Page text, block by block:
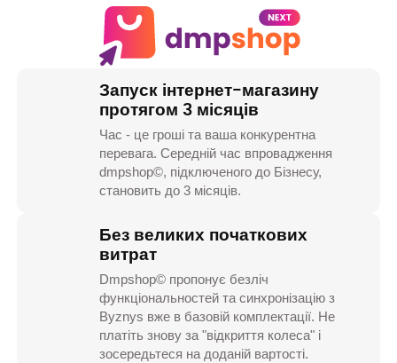
Запуск інтернет-магазину
протягом 3 місяців
Час - це гроші та ваша конкурентна
перевага. Середній час впровадження
dmpshop©, підключеного до Бізнесу,
становить до 3 місяців.
Без великих початкових
витрат
Dmpshop© пропонує безліч
функціональностей та синхронізацію з
Byznys вже в базовій комплектації. Не
платіть знову за "відкриття колеса" і
зосередьтеся на доданій вартості.